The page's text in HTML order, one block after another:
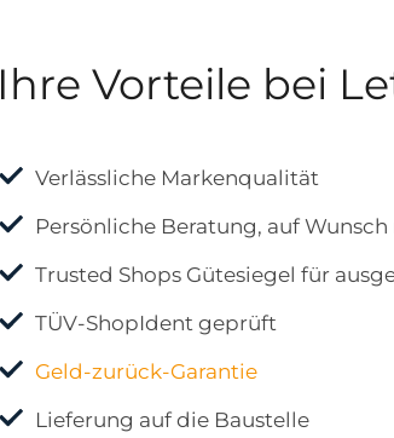
Ihre Vorteile bei
Verlässliche Markenqualität
Persönliche Beratung, auf
Trusted Shops Gütesiegel für
TÜV-ShopIdent geprüft
Geld-zurück-Garantie
Lieferung auf die Baustelle